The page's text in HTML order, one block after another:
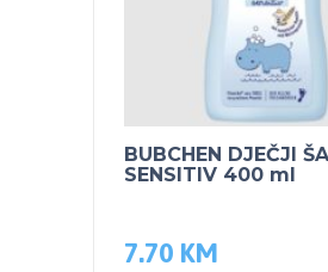
BUBCHEN DJEČJI
SENSITIV 400 ml
7.70 KM